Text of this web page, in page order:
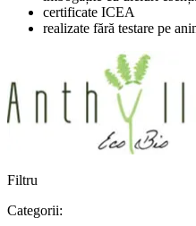
certificate ICEA
realizate fără testare pe
Filtru
Categorii: